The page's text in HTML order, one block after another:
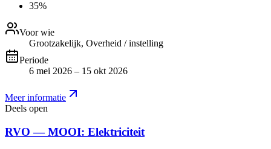
35%
Voor wie
Grootzakelijk, Overheid / instelling
Periode
6 mei 2026 – 15 okt 2026
Meer informatie
Deels open
RVO — MOOI: Elektriciteit